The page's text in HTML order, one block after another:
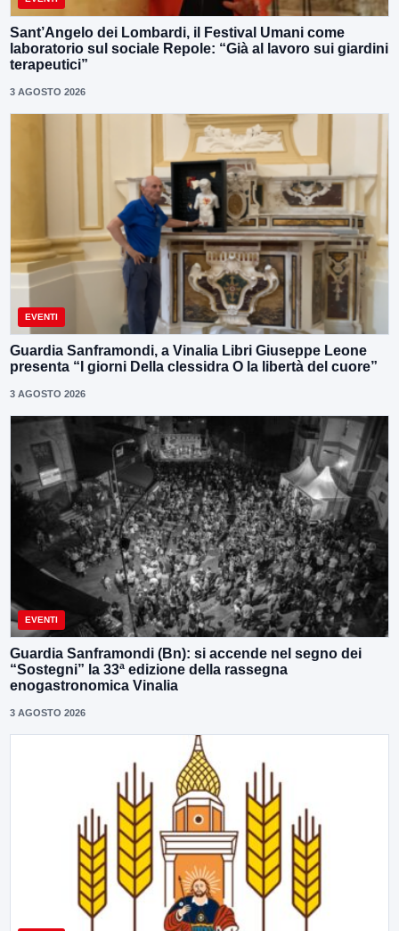
Sant’Angelo dei Lombardi, il Festival Umani come
laboratorio sul sociale Repole: “Già al lavoro sui giardini
terapeutici”
3 AGOSTO 2026
EVENTI
Guardia Sanframondi, a Vinalia Libri Giuseppe Leone
presenta “I giorni Della clessidra O la libertà del cuore”
3 AGOSTO 2026
EVENTI
Guardia Sanframondi (Bn): si accende nel segno dei
“Sostegni” la 33ª edizione della rassegna
enogastronomica Vinalia
3 AGOSTO 2026